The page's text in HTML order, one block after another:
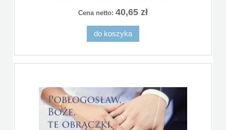
Cena netto: 40,65 zł
do koszyka